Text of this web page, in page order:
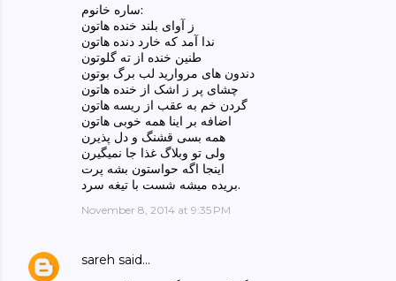
ساره خانوم:
ز آوای بلند خنده هاتون
ندا آمد که خارد دنده هاتون
طنین خنده از ته گلوتون
دندون های مروارید لب برگ بوتون
چشای پر ز اشک از خنده هاتون
گردن خم به عقب از ریسه هاتون
اضافه بر اینا همه خوبی هاتون
همه بسی قشنگ و دل پذیرن
ولی تو وبلاگ غذا جا نمیگیرن
اینجا اگه حواستون بشه پرت
بریده میشه شست با تیغه سرد.
November 8, 2014 at 9:35 PM
sareh said…